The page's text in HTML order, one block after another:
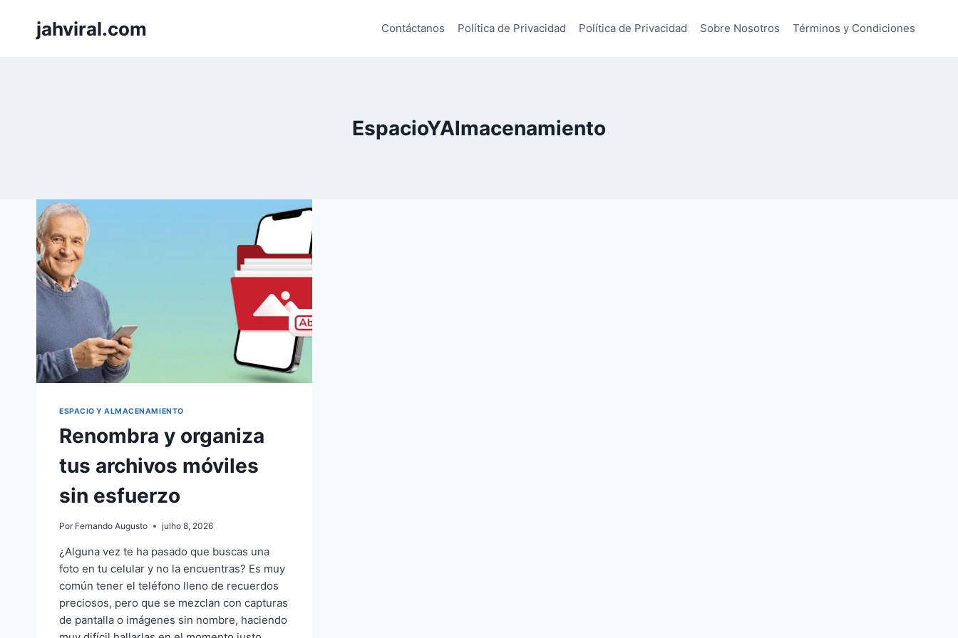
jahviral.com Contáctanos Política de Privacidad Política de Privacidad Sobre Nosotros Términos y Condiciones
EspacioYAlmacenamiento
ESPACIO Y ALMACENAMIENTO
Renombra y organiza
tus archivos móviles
sin esfuerzo
Por Fernando Augusto julho 8, 2026
¿Alguna vez te ha pasado que buscas una
foto en tu celular y no la encuentras? Es muy
común tener el teléfono lleno de recuerdos
preciosos, pero que se mezclan con capturas
de pantalla o imágenes sin nombre, haciendo